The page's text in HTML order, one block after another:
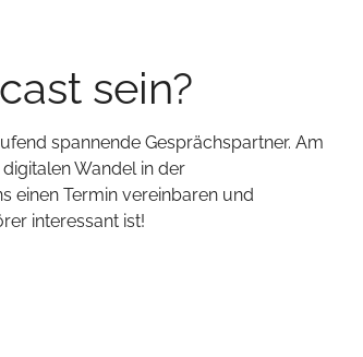
sein?
spannende Gesprächspartner. Am
Wandel in der
einen Termin vereinbaren und
interessant ist!